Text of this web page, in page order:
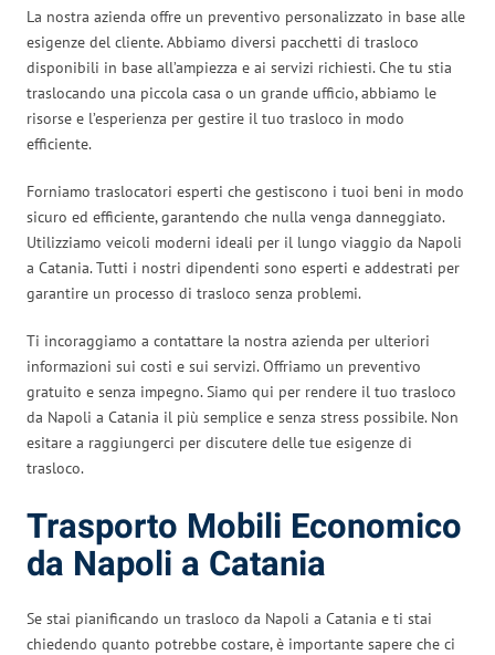
La nostra azienda offre un preventivo personalizzato in base alle
esigenze del cliente. Abbiamo diversi pacchetti di trasloco
disponibili in base all’ampiezza e ai servizi richiesti. Che tu stia
traslocando una piccola casa o un grande ufficio, abbiamo le
risorse e l’esperienza per gestire il tuo trasloco in modo
efficiente.
Forniamo traslocatori esperti che gestiscono i tuoi beni in modo
sicuro ed efficiente, garantendo che nulla venga danneggiato.
Utilizziamo veicoli moderni ideali per il lungo viaggio da Napoli
a Catania. Tutti i nostri dipendenti sono esperti e addestrati per
garantire un processo di trasloco senza problemi.
Ti incoraggiamo a contattare la nostra azienda per ulteriori
informazioni sui costi e sui servizi. Offriamo un preventivo
gratuito e senza impegno. Siamo qui per rendere il tuo trasloco
da Napoli a Catania il più semplice e senza stress possibile. Non
esitare a raggiungerci per discutere delle tue esigenze di
trasloco.
Trasporto Mobili Economico
da Napoli a Catania
Se stai pianificando un trasloco da Napoli a Catania e ti stai
chiedendo quanto potrebbe costare, è importante sapere che ci